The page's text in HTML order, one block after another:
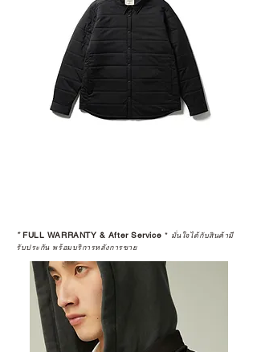
*FULL WARRANTY & After Service * มั่นใจได้กับสินค้ามี
รับประกัน พร้อมบริการหลังการขาย